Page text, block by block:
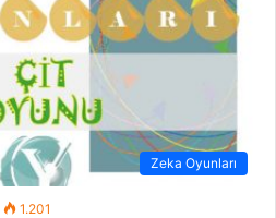
Zeka Oyunları
1.201